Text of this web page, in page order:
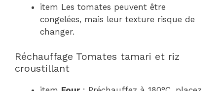
item Les tomates peuvent être
congelées, mais leur texture risque de
changer.
Réchauffage Tomates tamari et riz
croustillant